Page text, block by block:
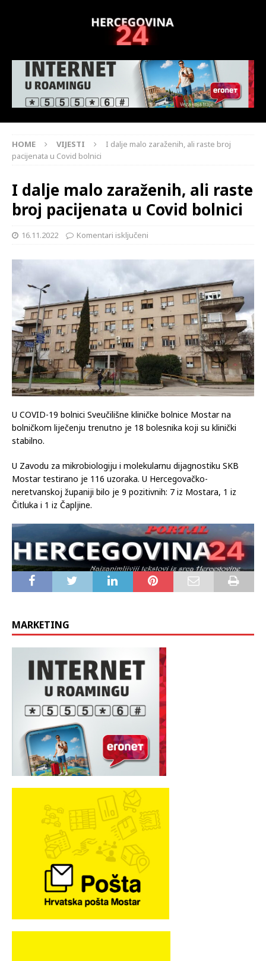
HOME VIJESTI
I dalje malo zaraženih, ali raste broj
pacijenata u Covid bolnici
I dalje malo zaraženih, ali raste
broj pacijenata u Covid bolnici
16.11.2022 Komentari isključeni
U COVID-19 bolnici Sveučilišne kliničke bolnice Mostar na
bolničkom liječenju trenutno je 18 bolesnika koji su klinički
stabilno.
U Zavodu za mikrobiologiju i molekularnu dijagnostiku SKB
Mostar testirano je 116 uzoraka. U Hercegovačko-
neretvanskoj županiji bilo je 9 pozitivnih: 7 iz Mostara, 1 iz
Čitluka i 1 iz Čapljine.
MARKETING